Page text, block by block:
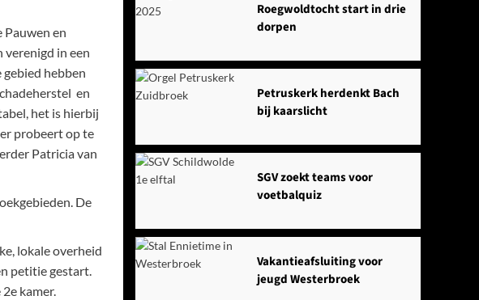
Pauwen en
verenigd in een
hebben
en
het is hierbij
probeert op te
Patricia van
De
lokale overheid
petitie gestart.
kamer.
Roegwoldtocht start in drie
dorpen
Petruskerk herdenkt Bach
bij kaarslicht
SGV zoekt teams voor
voetbalquiz
Vakantieafsluiting voor
jeugd Westerbroek